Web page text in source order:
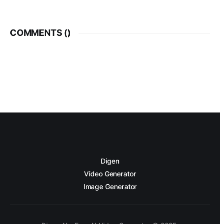
COMMENTS ()
Digen
Video Generator
Image Generator